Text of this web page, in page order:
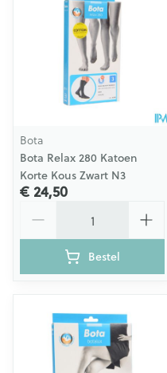
Bota
Bota Relax 280 Katoen
Korte Kous Zwart N3
€ 24,50
Bestel